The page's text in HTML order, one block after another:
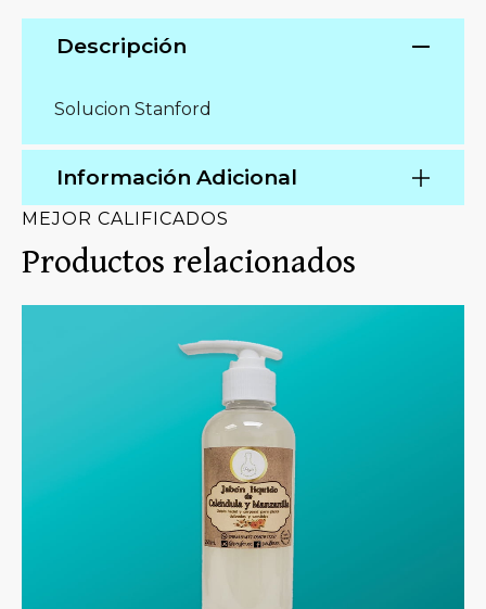
Descripción
Solucion Stanford
Información Adicional
MEJOR CALIFICADOS
Productos relacionados